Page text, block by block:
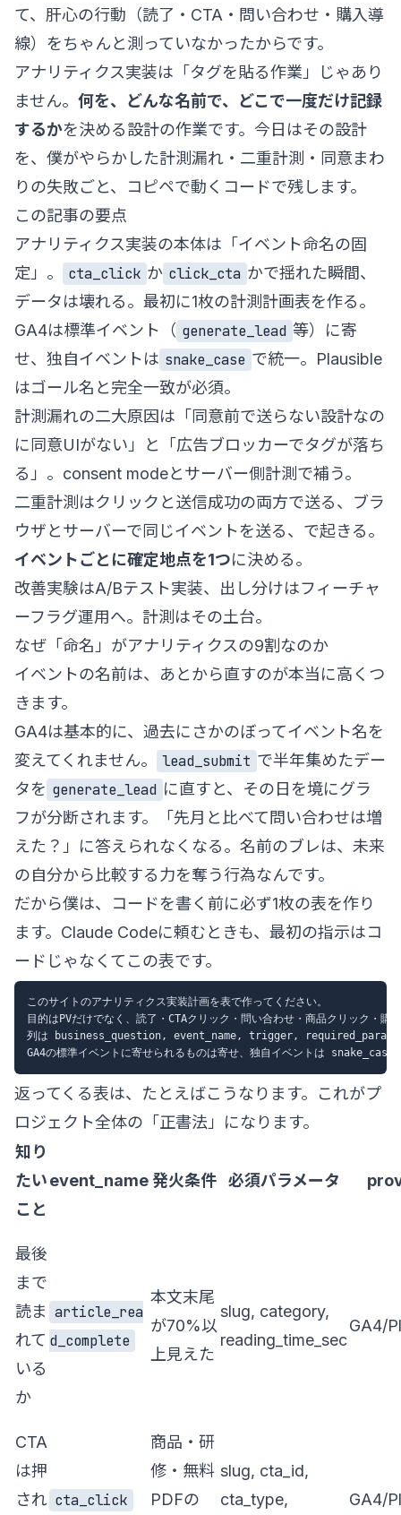
て、肝心の行動（読了・CTA・問い合わせ・購入導
線）をちゃんと測っていなかったからです。
アナリティクス実装は「タグを貼る作業」じゃあり
ません。 何を、どんな名前で、どこで一度だけ記録
するかを決める設計の作業です。今日はその設計
を、僕がやらかした計測漏れ・二重計測・同意まわ
りの失敗ごと、コピペで動くコードで残します。
この記事の要点
アナリティクス実装の本体は「イベント命名の固
定」。
cta_click か click_cta かで揺れた瞬間、
データは壊れる。最初に1枚の計測計画表を作る。
GA4は標準イベント（ generate_lead 等）に寄
せ、独自イベントは snake_case で統一。Plausible
はゴール名と完全一致が必須。
計測漏れの二大原因は「同意前で送らない設計なの
に同意UIがない」と「広告ブロッカーでタグが落ち
る」。consent modeとサーバー側計測で補う。
二重計測はクリックと送信成功の両方で送る、ブラ
ウザとサーバーで同じイベントを送る、で起きる。
イベントごとに確定地点を1つに決める。
改善実験はA/Bテスト実装、出し分けはフィーチャ
ーフラグ運用へ。計測はその土台。
なぜ「命名」がアナリティクスの9割なのか
イベントの名前は、あとから直すのが本当に高くつ
きます。
GA4は基本的に、過去にさかのぼってイベント名を
変えてくれません。
lead_submit で半年集めたデー
タを generate_lead に直すと、その日を境にグラ
フが分断されます。「先月と比べて問い合わせは増
えた？」に答えられなくなる。名前のブレは、未来
の自分から比較する力を奪う行為なんです。
だから僕は、コードを書く前に必ず1枚の表を作り
ます。Claude Codeに頼むときも、最初の指示はコ
ードじゃなくてこの表です。
このサイトのアナリティクス実装計画を表で作ってください。
目的はPVだけでなく、読了・CTAクリック・問い合わせ・商品クリック・購
列は business_question, event_name, trigger,
返ってくる表は、たとえばこうなります。これがプ
ロジェクト全体の「正書法」になります。
知り
たい
こと
event_name発火条件 必須パラメータ
最後
まで
読ま
れて
いる
か
article_rea
d_complete
本文末尾
が70%以
上見えた
slug, category,
reading_time_sec
GA4/
CTA
は押
され cta_click
商品・研
修・無料
PDFの
slug, cta_id,
cta_type,
GA4/